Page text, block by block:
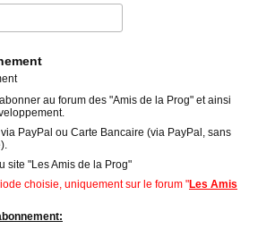
au forum des "Amis de la Prog" et ainsi
PayPal ou Carte Bancaire (via PayPal, sans
site "Les Amis de la Prog"
choisie, uniquement sur le forum "Les Amis